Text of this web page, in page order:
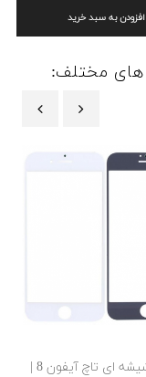
افزودن به سبد خرید
گلس شیشه ای تاچ آیفون 8 |